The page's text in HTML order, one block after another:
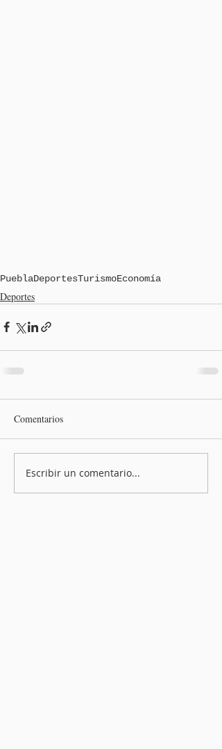
PueblaDeportesTurismoEconomía
Deportes
Comentarios
Escribir un comentario...